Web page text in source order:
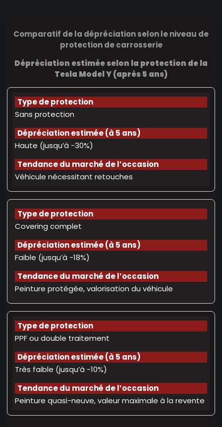
Comparatif de la dépréciation selon le niveau de
protection de carrosserie
Dépréciation estimée selon la protection de la
Tesla Model Y (après 5 ans)
Sans protection
Haute (jusqu’à -30%)
Véhicule nécessitant retouches
Covering complet
Faible (jusqu’à -18%)
Peinture protégée, valorisation du véhicule
PPF ou double traitement
Très faible (jusqu’à -10%)
Peinture quasi-neuve, valeur maximale à la revente